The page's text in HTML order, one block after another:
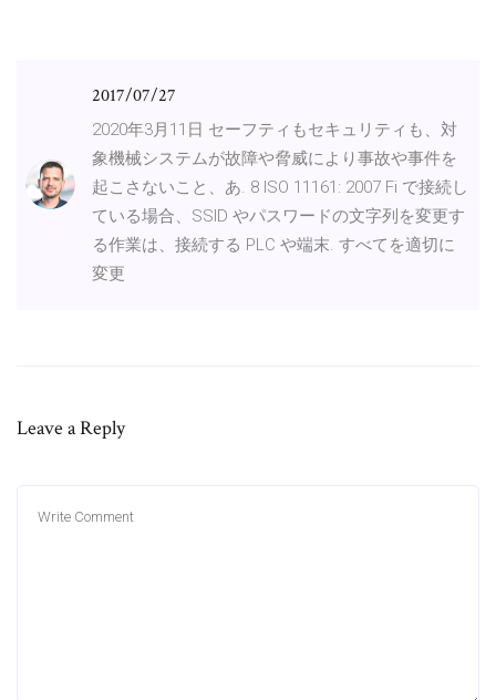
2017/07/27
2020年3月11日 セーフティもセキュリティも、対
象機械システムが故障や脅威により事故や事件を
起こさないこと、あ. 8 ISO 11161: 2007 Fi で接続し
ている場合、SSID やパスワードの文字列を変更す
る作業は、接続する PLC や端末. すべてを適切に
変更
Leave a Reply